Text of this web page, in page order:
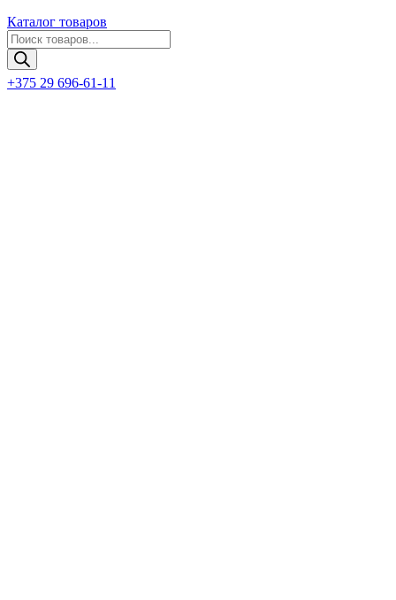
Каталог товаров
Поиск
товаров
+375 29 696-61-11